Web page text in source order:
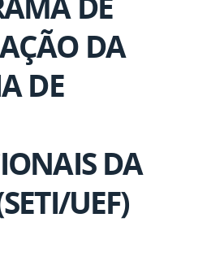
DA
DE
DA
UEF)